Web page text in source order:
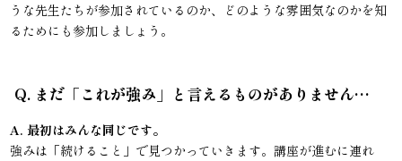
うな先生たちが参加されているのか、どのような雰囲気なのかを知
るためにも参加しましょう。
Q. まだ「これが強み」と言えるものがありません…
A. 最初はみんな同じです。
強みは「続けること」で見つかっていきます。講座が進むに連れ